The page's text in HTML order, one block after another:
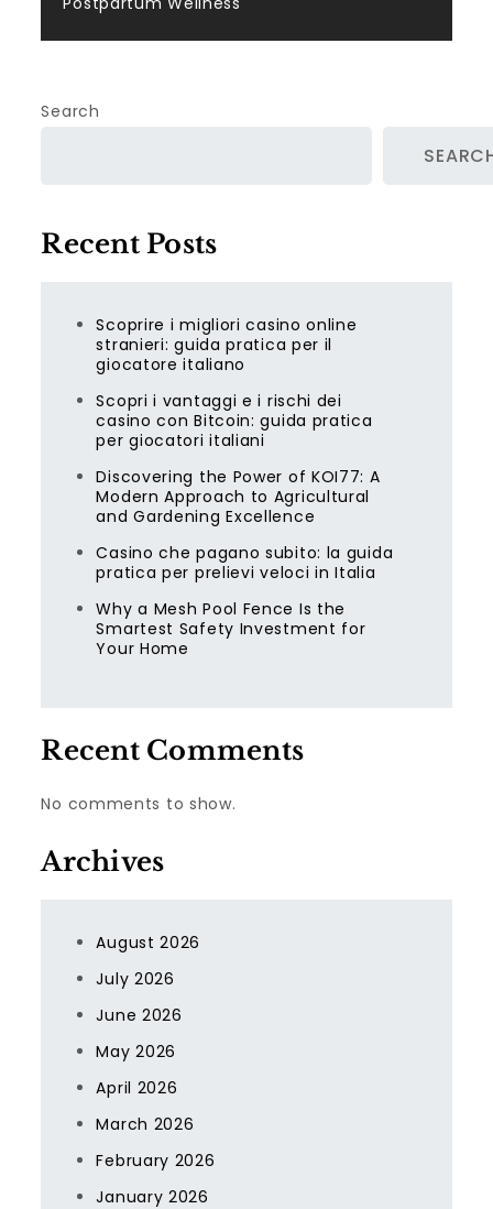
Search
Recent Posts
Scoprire i migliori casino online
stranieri: guida pratica per il
giocatore italiano
Scopri i vantaggi e i rischi dei
casino con Bitcoin: guida pratica
per giocatori italiani
Discovering the Power of KOI77: A
Modern Approach to Agricultural
and Gardening Excellence
Casino che pagano subito: la guida
pratica per prelievi veloci in Italia
Why a Mesh Pool Fence Is the
Smartest Safety Investment for
Your Home
Recent Comments
No comments to show.
Archives
August 2026
July 2026
June 2026
May 2026
April 2026
March 2026
February 2026
January 2026